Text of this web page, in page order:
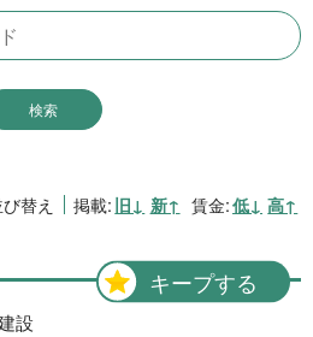
4件
替え 掲載: 旧↓ 新↑ 賃金:低↓ 高↑
キープする
設